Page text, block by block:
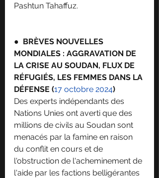
Pashtun Tahaffuz.
● BRÈVES NOUVELLES
MONDIALES : AGGRAVATION DE
LA CRISE AU SOUDAN, FLUX DE
RÉFUGIÉS, LES FEMMES DANS LA
DÉFENSE (17 octobre 2024)
Des experts indépendants des
Nations Unies ont averti que des
millions de civils au Soudan sont
menacés par la famine en raison
du conflit en cours et de
l'obstruction de l'acheminement de
l'aide par les factions belligérantes